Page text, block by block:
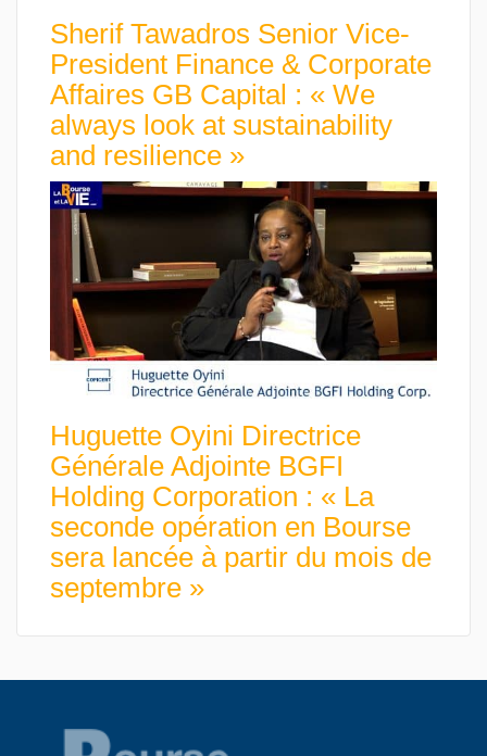
Sherif Tawadros Senior Vice-
President Finance & Corporate
Affaires GB Capital : « We
always look at sustainability
and resilience »
Huguette Oyini Directrice
Générale Adjointe BGFI
Holding Corporation : « La
seconde opération en Bourse
sera lancée à partir du mois de
septembre »